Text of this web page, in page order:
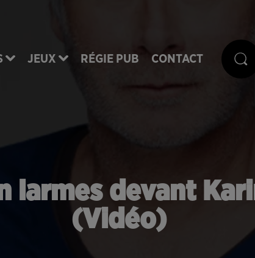
JEUX RÉGIE PUB CONTACT
larmes devant
(Vidéo)